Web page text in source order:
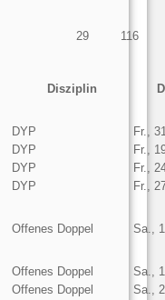
29 116
Disziplin
DYP
Fr.,
DYP
Fr.,
DYP
Fr.,
DYP Fr.,
Offenes Doppel Sa.,
Offenes Doppel
Sa.,
Offenes Doppel Sa.,